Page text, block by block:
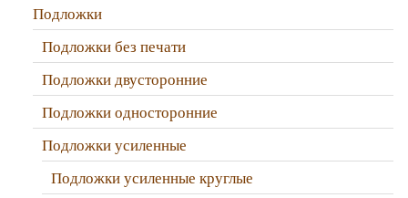
Подложки
Подложки без печати
Подложки двусторонние
Подложки односторонние
Подложки усиленные
Подложки усиленные круглые